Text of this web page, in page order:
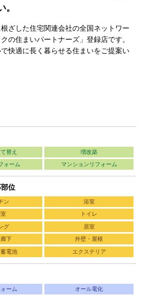
。
ざした住宅関連会社の全国ネットワー
の住まいパートナーズ」登録店です。
快適に長く暮らせる住まいをご提案い
替え 増改築
ォーム マンションリフォーム
位
ン 浴室
トイレ
グ 居室
下 外壁・屋根
電池 エクステリア
ーム オール電化